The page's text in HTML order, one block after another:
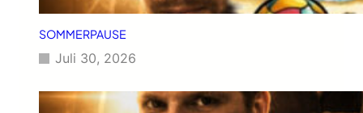
SOMMERPAUSE
Juli 30, 2026